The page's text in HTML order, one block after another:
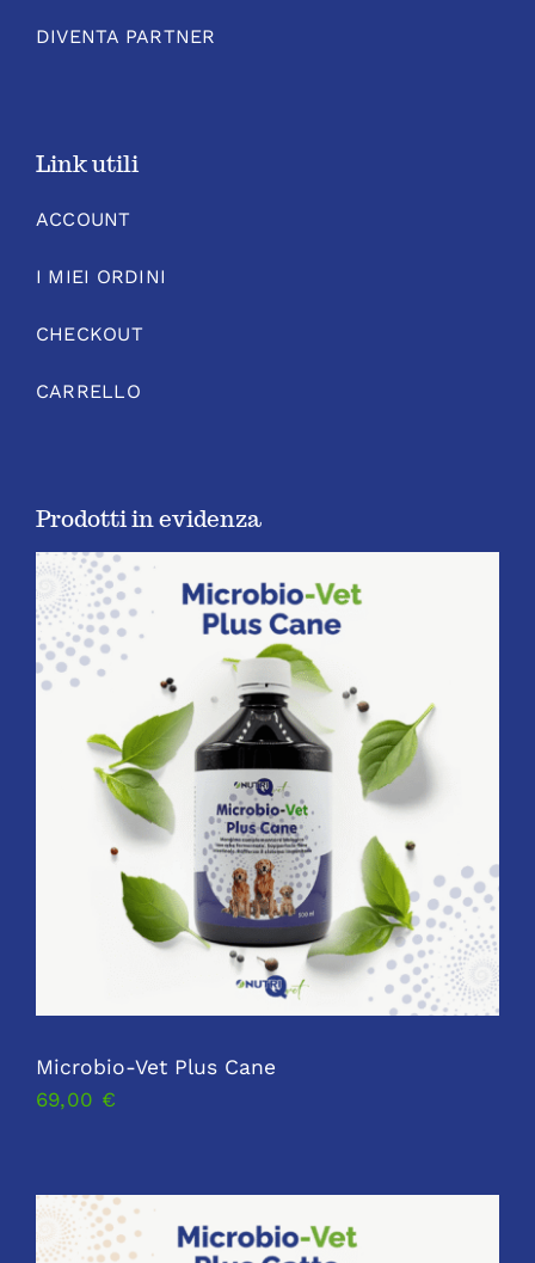
DIVENTA PARTNER
Link utili
ACCOUNT
I MIEI ORDINI
CHECKOUT
CARRELLO
Prodotti in evidenza
Microbio-Vet Plus Cane
69,00 €